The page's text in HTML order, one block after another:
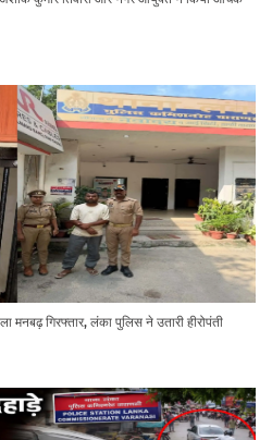
मनबढ़ गिरफ्तार, लंका पुलिस ने उतारी हीरोपंती